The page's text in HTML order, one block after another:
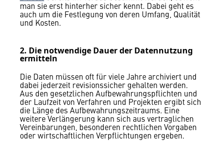
man sie erst hinterher sicher kennt. Dabei geht es
auch um die Festlegung von deren Umfang, Qualität
und Kosten.
2. Die notwendige Dauer der Datennutzung
ermitteln
Die Daten müssen oft für viele Jahre archiviert und
dabei jederzeit revisionssicher gehalten werden.
Aus den gesetzlichen Aufbewahrungspflichten und
der Laufzeit von Verfahren und Projekten ergibt sich
die Länge des Aufbewahrungszeitraums. Eine
weitere Verlängerung kann sich aus vertraglichen
Vereinbarungen, besonderen rechtlichen Vorgaben
oder wirtschaftlichen Verpflichtungen ergeben.